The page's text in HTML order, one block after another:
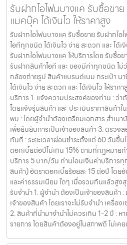
รับฝากไอโฟนบางแค รับซื้อขา
แมคบุ๊ค ได้เงินไว ให้ราคาสูง
รับฝากไอโฟนบางแค รับซื้อขาย รับฝากไอ
ไอทีทุกชนิด ได้เงินไว ง่าย สะดวก และ ได้
รับฝากไอโฟนบางแค ให้บริการโดย รับซื้อ
รับฝากสินค้าไอที และ ของมีค่าทุกชนิด ไม่
กล้องถ่ายรูป สินค้าแบรนด์เนม กระเป๋า น
ได้เงินไว ง่าย สะดวก และ ได้เงินไว ให้รา
บริการ 1. แจ้งความประสงค์ของท่าน : ว่
โดยแจ้งรุ่นสินค้า และ ประเมินราคาสินค้
พบ : โดยผู้จำนำต้องเตรียมเอกสาร สำเน
เพื่อยืนยันการเป็นเจ้าของสินค้า 3. ตรวจ
ทันที : ระยะเวลาผ่อนชำระตั้งแต่ 60 วันขึ้
ดอกเบี้ยต่อปีไม่เกิน 15% ตามที่กฏหมาย
บริการ 5 บาท/วัน ท่านโอนเงินค่าบริการ
สินค้า) อัตราดอกเบี้ยร้อยละ 15 ต่อปี โดย
และค่าธรรมเนียม ใดๆ เมื่อรวมกันแล้วสูง
รับจำนำ 1. ผู้จำนำ ต้องเป็นเจ้าของสินค้า
เจ้าของสินค้า โดยเราจะไม่รับจำนำ เครื่อ
2. สินค้าที่นำมาจำนำไม่ควรเกิน 1-2 ปี : ห
รายการ โดยสินค้าต้องอยู่ในสภาพดี ไม่เค